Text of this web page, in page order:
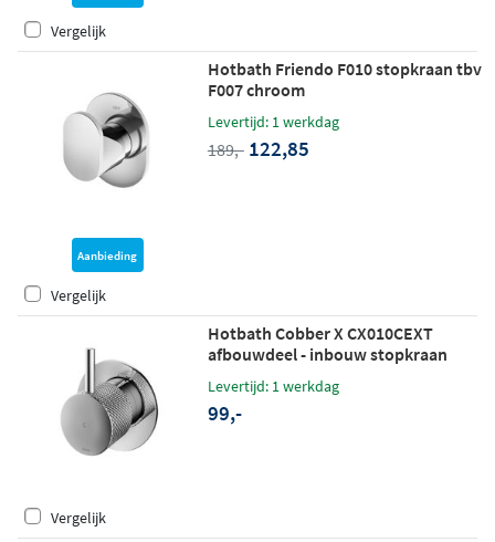
Vergelijk
Aanbieding
Hotbath Friendo F010 stopkraan tbv
F007 chroom
Levertijd: 1 werkdag
189,- 122,85
Vergelijk
Hotbath Cobber X CX010CEXT
afbouwdeel - inbouw stopkraan
koud chroom
Levertijd: 1 werkdag
99,-
Vergelijk